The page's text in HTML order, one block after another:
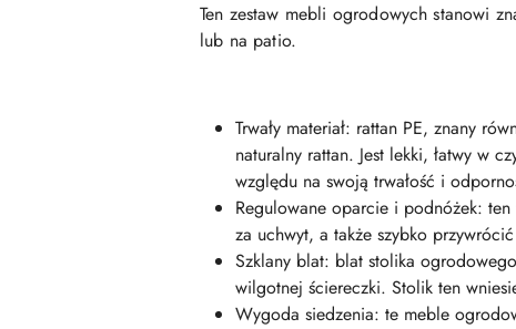
Ten zestaw mebli ogrodowych stanowi
lub na patio.
Trwały materiał: rattan PE, znany
naturalny rattan. Jest lekki, łatwy w
względu na swoją trwałość i
Regulowane oparcie i podnóżek:
za uchwyt, a także szybko
Szklany blat: blat stolika
wilgotnej ściereczki. Stolik ten
Wygoda siedzenia: te meble